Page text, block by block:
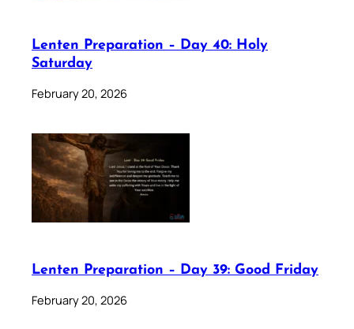
Lenten Preparation – Day 40: Holy
Saturday
February 20, 2026
Lenten Preparation – Day 39: Good Friday
February 20, 2026